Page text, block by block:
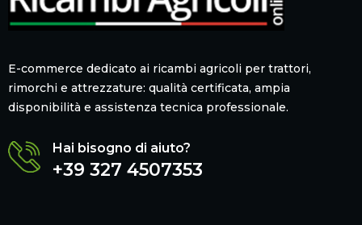
E-commerce dedicato ai ricambi agricoli per trattori,
rimorchi e attrezzature: qualità certificata, ampia
disponibilità e assistenza tecnica professionale.
Hai bisogno di aiuto?
+39 327 4507353